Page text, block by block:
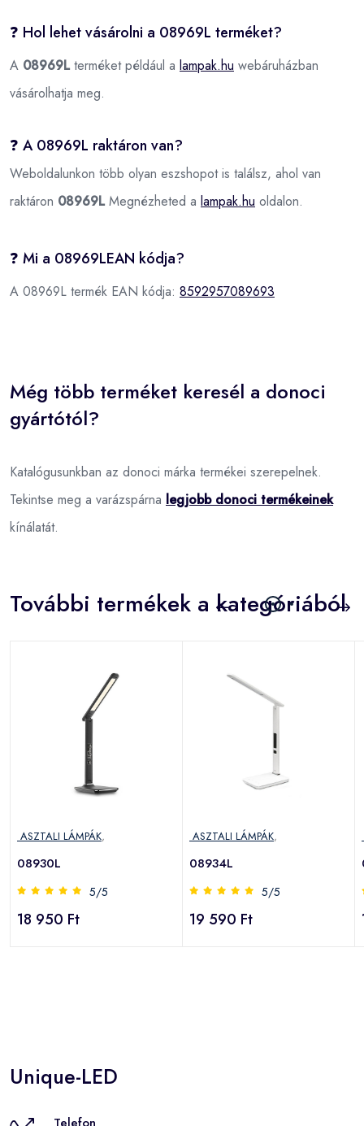
❓ Hol lehet vásárolni a 08969L terméket?
A 08969Lterméket például a lampak.hu webáruházban
vásárolhatja meg.
❓ A 08969L raktáron van?
Weboldalunkon több olyan eszshopot is találsz, ahol van
raktáron 08969LMegnézheted a lampak.hu oldalon.
❓ Mi a 08969LEAN kódja?
A 08969L termék EAN kódja: 8592957089693
Még több terméket keresél a donoci
gyártótól?
Katalógusunkban az donoci márka termékei szerepelnek.
Tekintse meg a varázspárna legjobb donoci termékeinek
kínálatát.
További termékek a kategóriából
ASZTALI LÁMPÁK,
08930L
5/5
18 950 Ft
ASZTALI LÁMPÁK,
08934L
5/5
19 590 Ft
Unique-LED